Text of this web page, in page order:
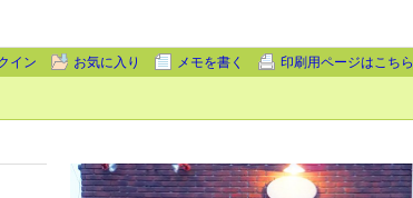
イン お気に入り メモを書く 印刷用ページはこちら